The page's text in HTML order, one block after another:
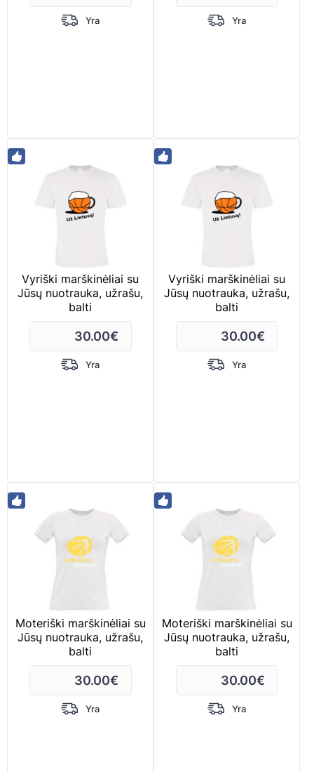
Yra Yra
Vyriški marškinėliai su
Jūsų nuotrauka, užrašu,
balti
30.00€
Yra
Vyriški marškinėliai su
Jūsų nuotrauka, užrašu,
balti
30.00€
Yra
Moteriški marškinėliai su
Jūsų nuotrauka, užrašu,
balti
30.00€
Yra
Moteriški marškinėliai su
Jūsų nuotrauka, užrašu,
balti
30.00€
Yra